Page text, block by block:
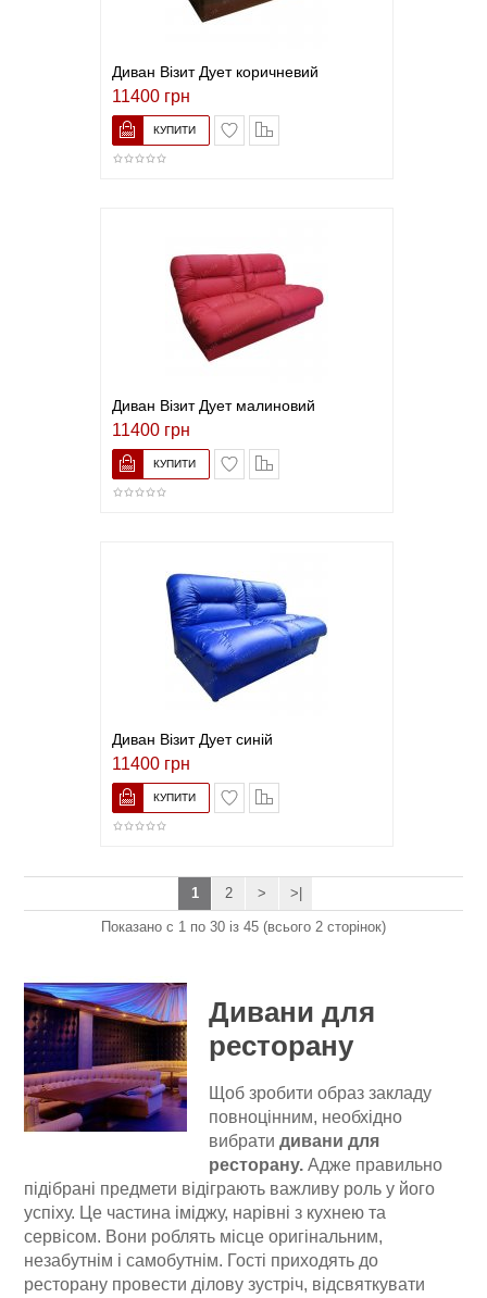
Диван Візит Дует коричневий
11400 грн
В закладки
Диван Візит Дует малиновий
11400 грн
В закладки
Диван Візит Дует синій
11400 грн
В закладки
1 2 > >|
Показано с 1 по 30 із 45 (всього 2 сторінок)
Дивани для
ресторану
Щоб зробити образ закладу
повноцінним, необхідно
вибратидивани для
ресторану. Адже правильно
підібрані предмети відіграють важливу роль у його
успіху. Це частина іміджу, нарівні з кухнею та
сервісом. Вони роблять місце оригінальним,
незабутнім і самобутнім. Гості приходять до
ресторану провести ділову зустріч, відсвяткувати